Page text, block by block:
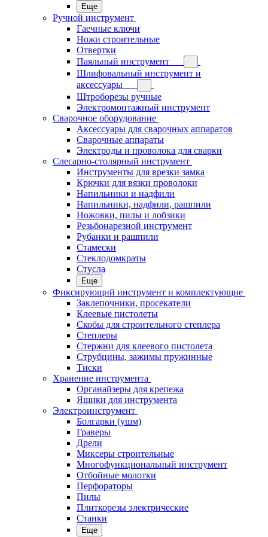
Еще
Ручной инструмент
Гаечные ключи
Ножи строительные
Отвертки
Паяльный инструмент
Шлифовальный инструмент и
аксессуары
Штроборезы ручные
Электромонтажный инструмент
Сварочное оборудование
Аксессуары для сварочных аппаратов
Сварочные аппараты
Электроды и проволока для сварки
Слесарно-столярный инструмент
Инструменты для врезки замка
Крючки для вязки проволоки
Напильники и надфили
Напильники, надфили, рашпили
Ножовки, пилы и лобзики
Резьбонарезной инструмент
Рубанки и рашпили
Стамески
Стеклодомкраты
Стусла
Еще
Фиксирующий инструмент и комплектующие
Заклепочники, просекатели
Клеевые пистолеты
Скобы для строительного степлера
Степлеры
Стержни для клеевого пистолета
Струбцины, зажимы пружинные
Тиски
Хранение инструмента
Органайзеры для крепежа
Ящики для инструмента
Электроинструмент
Болгарки (ушм)
Граверы
Дрели
Миксеры строительные
Многофункциональный инструмент
Отбойные молотки
Перфораторы
Пилы
Плиткорезы электрические
Станки
Еще